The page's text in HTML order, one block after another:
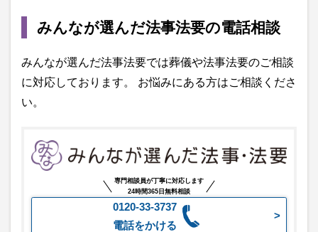
みんなが選んだ法事法要の電話相談
みんなが選んだ法事法要では葬儀や法事法要のご相談
に対応しております。 お悩みにある方はご相談くださ
い。
専門相談員が丁寧に対応します
24時間365日無料相談
0120-33-3737
電話をかける